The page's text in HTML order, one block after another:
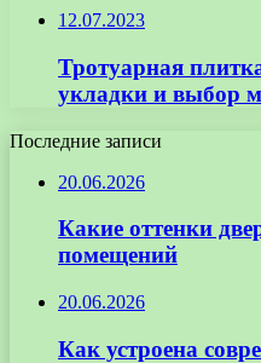
12.07.2023
Тротуарная
укладки и выбор
Последние записи
20.06.2026
Какие оттенки
помещений
20.06.2026
Как устроена